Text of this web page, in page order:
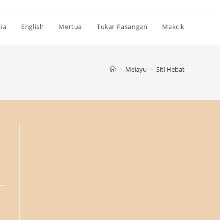
English Mertua Tukar Pasangan Makcik
> Melayu > Siti Hebat